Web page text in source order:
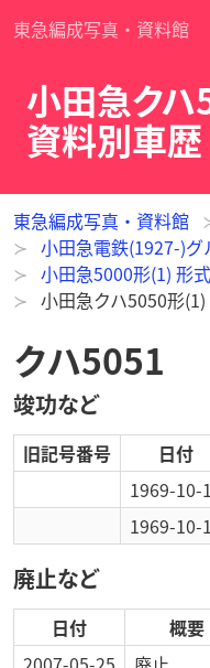
東急編成写真・資料館
小田急ク
資料別車歴
東急編成写真・資料館
小田急電鉄(1927-)グ
小田急5000形(1) 形
小田急クハ5050形
クハ5051
竣功など
旧記号番号 日付
1969-10-
1969-10-
廃止など
日付 概要